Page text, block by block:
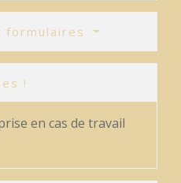
formulaires
!
en cas de travail